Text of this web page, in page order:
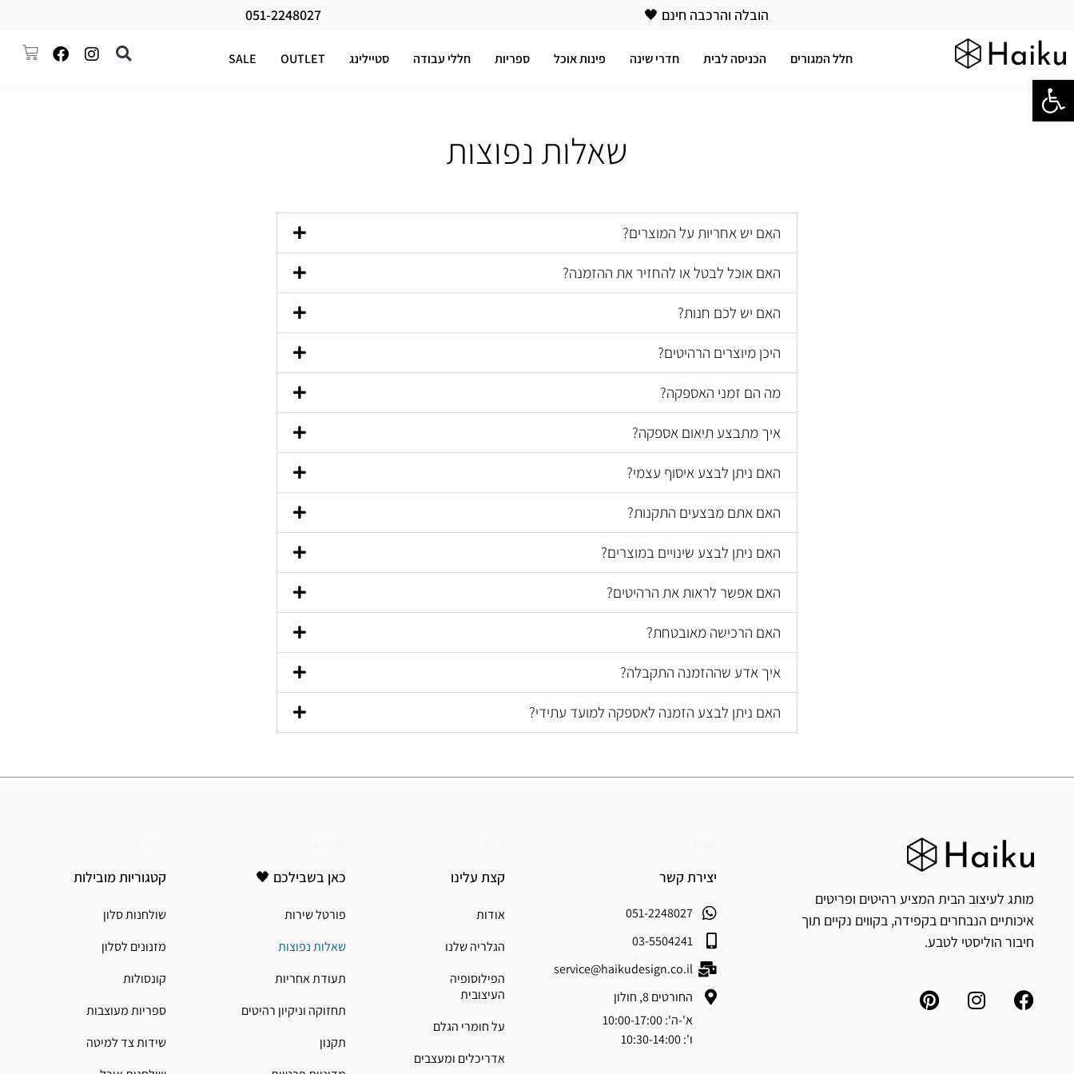
הובלה והרכבה חינם 🖤 051-2248027
חלל המגורים הכניסה לבית חדרי שינה פינות אוכל ספריות חללי עבודה סטיילינג OUTLET
SALE
שאלות נפוצות
האם יש אחריות על המוצרים?
האם אוכל לבטל או להחזיר את ההזמנה?
האם יש לכם חנות?
היכן מיוצרים הרהיטים?
מה הם זמני האספקה?
איך מתבצע תיאום אספקה?
האם ניתן לבצע איסוף עצמי?
האם אתם מבצעים התקנות?
האם ניתן לבצע שינויים במוצרים?
האם אפשר לראות את הרהיטים?
האם הרכישה מאובטחת?
איך אדע שההזמנה התקבלה?
האם ניתן לבצע הזמנה לאספקה למועד עתידי?
מותג לעיצוב הבית המציע רהיטים ופריטים
איכותיים הנבחרים בקפידה, בקווים נקיים תוך
חיבור הוליסטי לטבע.
יצירת קשר
051-2248027
03-5504241
service@haikudesign.co.il
החורטים 8, חולון
א'-ה': 10:00-17:00
ו': 10:30-14:00
קצת עלינו
אודות
הגלריה שלנו
הפילוסופיה
העיצובית
על חומרי הגלם
אדריכלים ומעצבים
כאן בשבילכם 🖤
פורטל שירות
שאלות נפוצות
תעודת אחריות
תחזוקה וניקיון רהיטים
תקנון
קטגוריות מובילות
שולחנות סלון
מזנונים לסלון
קונסולות
ספריות מעוצבות
שידות צד למיטה
פתח סרגל נגישות